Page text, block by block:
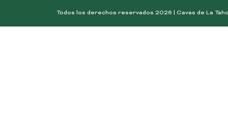
Todos los derechos reservados 2026 | Cavas de La